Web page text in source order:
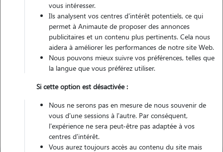
Garde animaux France
Nouvelle Aquitaine
Charente-Maritime
Montlieu-la-Garde
Nos gardiens à Montlieu-la-
Garde
vous intéresser.
Ils analysent vos centres d'intérêt potentiels, ce qui
permet à Animaute de proposer des annonces
publicitaires et un contenu plus pertinents. Cela nous
aidera à améliorer les performances de notre site Web.
Nous pouvons mieux suivre vos préférences, telles que
la langue que vous préférez utiliser.
Si cette option est désactivée :
Nous ne serons pas en mesure de nous souvenir de
vous d'une sessions à l'autre. Par conséquent,
l'expérience ne sera peut-être pas adaptée à vos
centres d'intérêt.
Vous aurez toujours accès au contenu du site mais